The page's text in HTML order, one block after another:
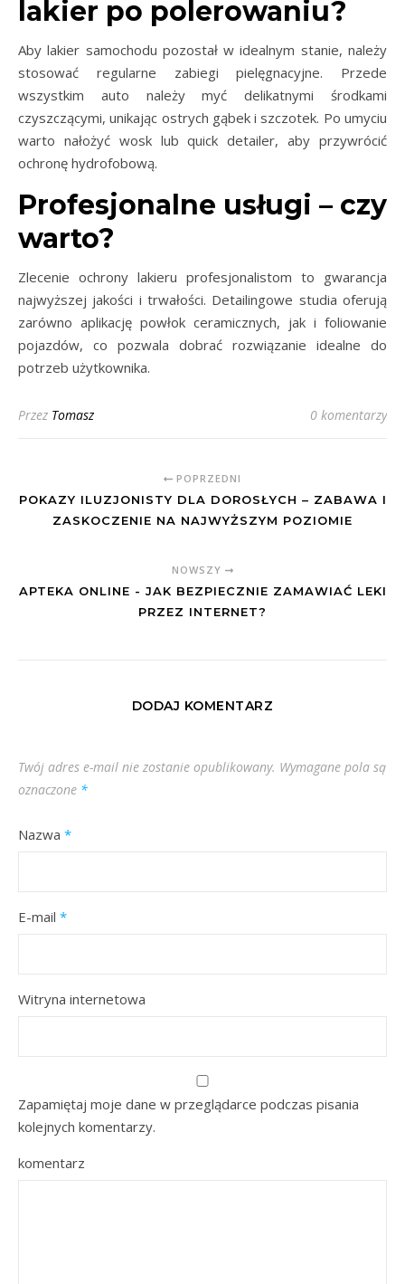
lakier po polerowaniu?
Aby lakier samochodu pozostał w idealnym stanie, należy
stosować regularne zabiegi pielęgnacyjne. Przede
wszystkim auto należy myć delikatnymi środkami
czyszczącymi, unikając ostrych gąbek i szczotek. Po umyciu
warto nałożyć wosk lub quick detailer, aby przywrócić
ochronę hydrofobową.
Profesjonalne usługi – czy
warto?
Zlecenie ochrony lakieru profesjonalistom to gwarancja
najwyższej jakości i trwałości. Detailingowe studia oferują
zarówno aplikację powłok ceramicznych, jak i foliowanie
pojazdów, co pozwala dobrać rozwiązanie idealne do
potrzeb użytkownika.
Przez Tomasz 0 komentarzy
POPRZEDNI
POKAZY ILUZJONISTY DLA DOROSŁYCH – ZABAWA I
ZASKOCZENIE NA NAJWYŻSZYM POZIOMIE
NOWSZY
APTEKA ONLINE - JAK BEZPIECZNIE ZAMAWIAĆ LEKI
PRZEZ INTERNET?
DODAJ KOMENTARZ
Twój adres e-mail nie zostanie opublikowany. Wymagane pola są
oznaczone *
Nazwa *
E-mail *
Witryna internetowa
Zapamiętaj moje dane w przeglądarce podczas pisania
kolejnych komentarzy.
komentarz